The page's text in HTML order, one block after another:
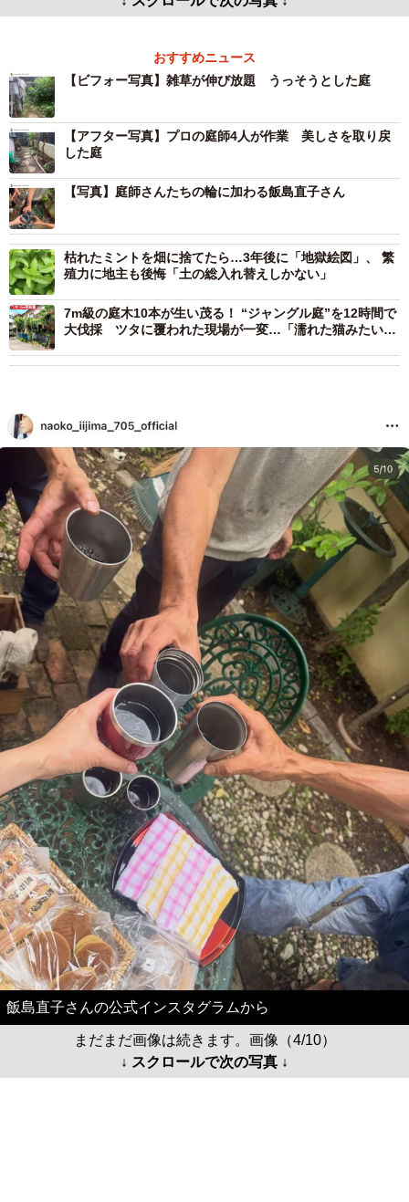
おすすめニュース
【ビフォー写真】雑草が伸び放題 うっそうとした庭
【アフター写真】プロの庭師4人が作業 美しさを取り戻
した庭
【写真】庭師さんたちの輪に加わる飯島直子さん
枯れたミントを畑に捨てたら…3年後に「地獄絵図」、 繁
殖力に地主も後悔「土の総入れ替えしかない」
7m級の庭木10本が生い茂る！ “ジャングル庭”を12時間で
大伐採 ツタに覆われた現場が一変…「濡れた猫みたい」
飯島直子さんの公式インスタグラムから
まだまだ画像は続きます。画像（4/10）
↓ スクロールで次の写真 ↓